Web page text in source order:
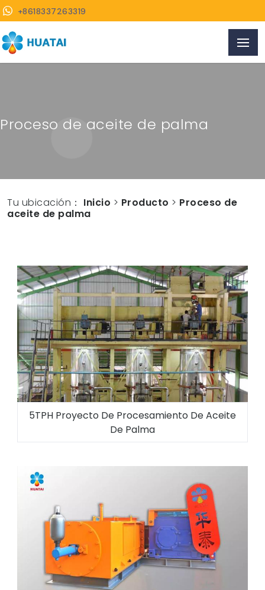
+8618337263319
Proceso de aceite de palma
Tu ubicación： Inicio > Producto > Proceso de
aceite de palma
5TPH Proyecto De Procesamiento De Aceite
De Palma